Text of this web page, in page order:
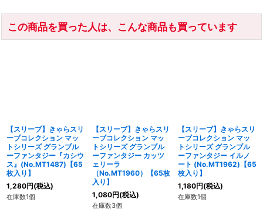
この商品を買った人は、こんな商品も買っています
【スリーブ】きゃらスリ
ーブコレクション マッ
トシリーズ グランブル
ーファンタジー『カシウ
ス』(No.MT1487)【65
枚入り】
1,280円(税込)
在庫数1個
【スリーブ】きゃらスリ
ーブコレクション マッ
トシリーズ グランブル
ーファンタジー カッツ
ェリーラ
（No.MT1960）【65枚
入り】
1,080円(税込)
在庫数3個
【スリーブ】きゃらスリ
ーブコレクション マッ
トシリーズ グランブル
ーファンタジー イルノ
ート (No.MT1962)【65
枚入り】
1,180円(税込)
在庫数1個